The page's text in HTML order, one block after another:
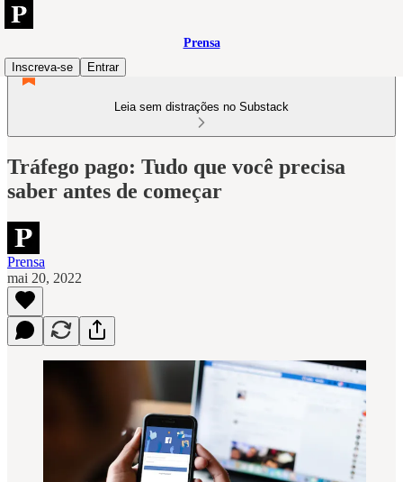
Prensa
Inscreva-se
Entrar
Leia sem distrações no Substack
Tráfego pago: Tudo que você precisa
saber antes de começar
Prensa
mai 20, 2022